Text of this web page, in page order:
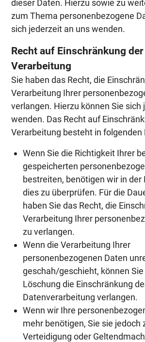
dieser Daten. Hierzu sowie zu
zum Thema personenbezogene
sich jederzeit an uns wenden.
Recht auf Einschränkung der
Verarbeitung
Sie haben das Recht, die
Verarbeitung Ihrer
verlangen. Hierzu können Sie sich
wenden. Das Recht auf
Verarbeitung besteht in folgenden
Wenn Sie die Richtigkeit Ihrer
gespeicherten
bestreiten, benötigen wir in der
dies zu überprüfen. Für die
haben Sie das Recht, die
Verarbeitung Ihrer
zu verlangen.
Wenn die Verarbeitung Ihrer
personenbezogenen Daten
geschah/geschieht, können
Löschung die Einschränkung
Datenverarbeitung verlangen.
Wenn wir Ihre
mehr benötigen, Sie sie jedoch
Verteidigung oder